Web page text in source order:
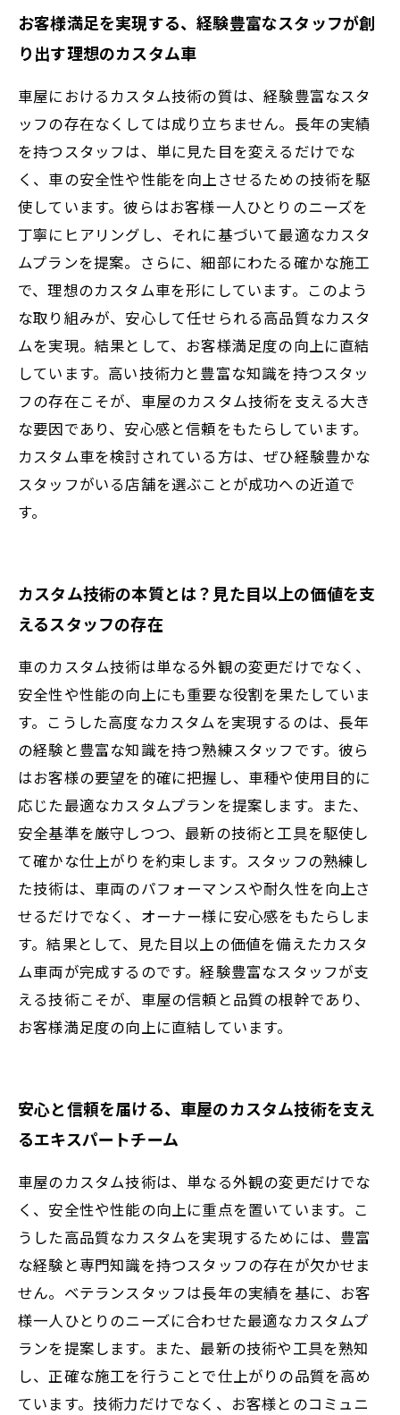
お客様満足を実現する、経験豊富なスタッフが創
り出す理想のカスタム車
車屋におけるカスタム技術の質は、経験豊富なスタ
ッフの存在なくしては成り立ちません。長年の実績
を持つスタッフは、単に見た目を変えるだけでな
く、車の安全性や性能を向上させるための技術を駆
使しています。彼らはお客様一人ひとりのニーズを
丁寧にヒアリングし、それに基づいて最適なカスタ
ムプランを提案。さらに、細部にわたる確かな施工
で、理想のカスタム車を形にしています。このよう
な取り組みが、安心して任せられる高品質なカスタ
ムを実現。結果として、お客様満足度の向上に直結
しています。高い技術力と豊富な知識を持つスタッ
フの存在こそが、車屋のカスタム技術を支える大き
な要因であり、安心感と信頼をもたらしています。
カスタム車を検討されている方は、ぜひ経験豊かな
スタッフがいる店舗を選ぶことが成功への近道で
す。
カスタム技術の本質とは？見た目以上の価値を支
えるスタッフの存在
車のカスタム技術は単なる外観の変更だけでなく、
安全性や性能の向上にも重要な役割を果たしていま
す。こうした高度なカスタムを実現するのは、長年
の経験と豊富な知識を持つ熟練スタッフです。彼ら
はお客様の要望を的確に把握し、車種や使用目的に
応じた最適なカスタムプランを提案します。また、
安全基準を厳守しつつ、最新の技術と工具を駆使し
て確かな仕上がりを約束します。スタッフの熟練し
た技術は、車両のパフォーマンスや耐久性を向上さ
せるだけでなく、オーナー様に安心感をもたらしま
す。結果として、見た目以上の価値を備えたカスタ
ム車両が完成するのです。経験豊富なスタッフが支
える技術こそが、車屋の信頼と品質の根幹であり、
お客様満足度の向上に直結しています。
安心と信頼を届ける、車屋のカスタム技術を支え
るエキスパートチーム
車屋のカスタム技術は、単なる外観の変更だけでな
く、安全性や性能の向上に重点を置いています。こ
うした高品質なカスタムを実現するためには、豊富
な経験と専門知識を持つスタッフの存在が欠かせま
せん。ベテランスタッフは長年の実績を基に、お客
様一人ひとりのニーズに合わせた最適なカスタムプ
ランを提案します。また、最新の技術や工具を熟知
し、正確な施工を行うことで仕上がりの品質を高め
ています。技術力だけでなく、お客様とのコミュニ